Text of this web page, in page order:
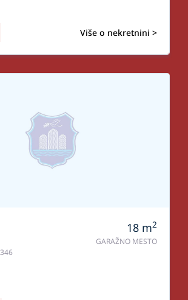
Više o nekretnini >
18 m2
GARAŽNO MESTO